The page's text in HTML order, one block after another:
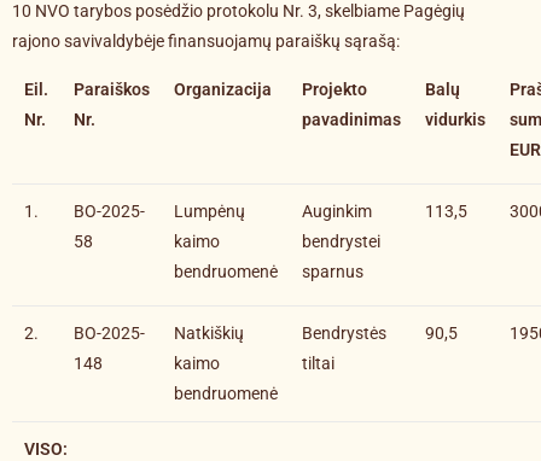
10 NVO tarybos posėdžio protokolu Nr. 3, skelbiame Pagėgių
rajono savivaldybėje finansuojamų paraiškų sąrašą:
Eil.
Nr.
Paraiškos
Nr.
Organizacija
Projekto
pavadinimas
Balų
vidurkis
EUR
1.
BO-2025-
58
Lumpėnų
kaimo
bendruomenė
Auginkim
bendrystei
sparnus
113,5
2.
BO-2025-
148
Natkiškių
kaimo
bendruomenė
Bendrystės
tiltai
90,5
VISO: